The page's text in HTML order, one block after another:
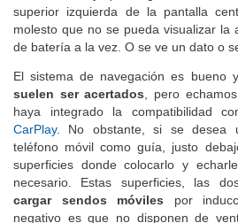
esenciales hay que seguir
superior izquierda de la pantalla
molesto que no se pueda visualizar la
El sistema de navegación es bueno
suelen ser acertados, pero
haya integrado la compatibilidad
CarPlay. No obstante, si se desea
teléfono móvil como guía, justo
superficies donde colocarlo y
necesario. Estas superficies, las
cargar sendos móvilespor